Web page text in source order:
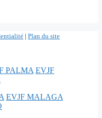
| Plan du site
PALMA EVJF
EVJF MALAGA